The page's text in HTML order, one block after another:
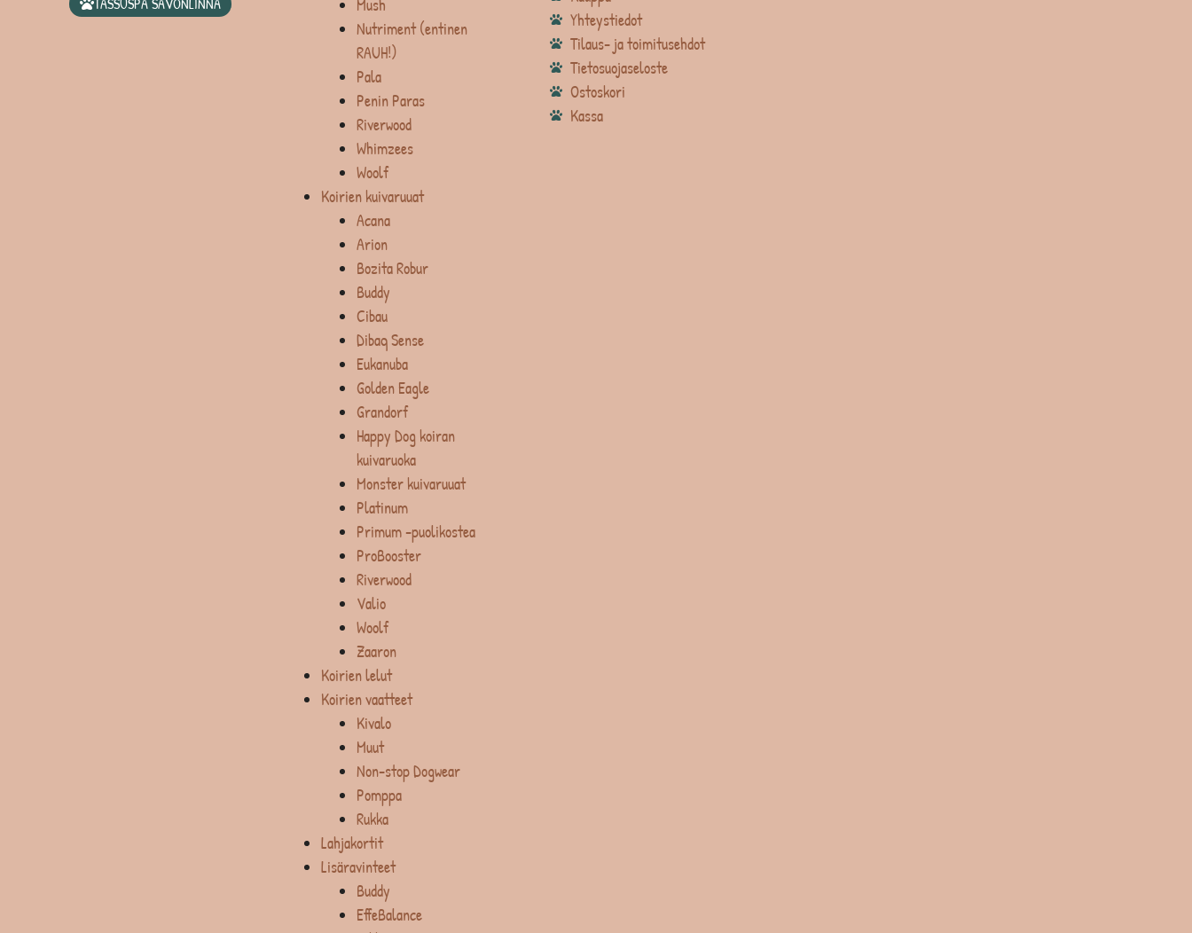
Mush
Nutriment (entinen
RAUH!)
Pala
Penin Paras
Riverwood
Whimzees
Woolf
Koirien kuivaruuat
Acana
Arion
Bozita Robur
Buddy
Cibau
Dibaq Sense
Eukanuba
Golden Eagle
Grandorf
Happy Dog koiran
kuivaruoka
Monster kuivaruuat
Platinum
Primum -puolikostea
ProBooster
Riverwood
Valio
Woolf
Zaaron
Koirien lelut
Koirien vaatteet
Kivalo
Muut
Non-stop Dogwear
Pomppa
Rukka
Lahjakortit
Lisäravinteet
Buddy
EffeBalance
Yhteystiedot
Tilaus- ja toimitusehdot
Tietosuojaseloste
Ostoskori
Kassa